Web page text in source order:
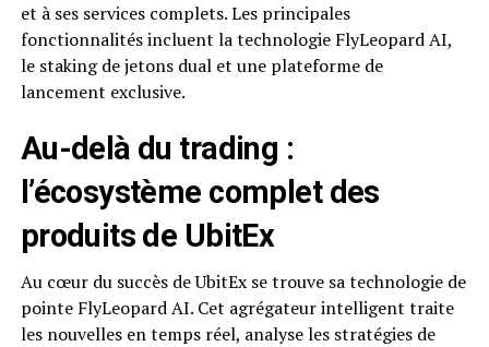
et à ses services complets. Les principales
fonctionnalités incluent la technologie FlyLeopard AI,
le staking de jetons dual et une plateforme de
lancement exclusive.
Au-delà du trading :
l’écosystème complet des
produits de UbitEx
Au cœur du succès de UbitEx se trouve sa technologie de
pointe FlyLeopard AI. Cet agrégateur intelligent traite
les nouvelles en temps réel, analyse les stratégies de